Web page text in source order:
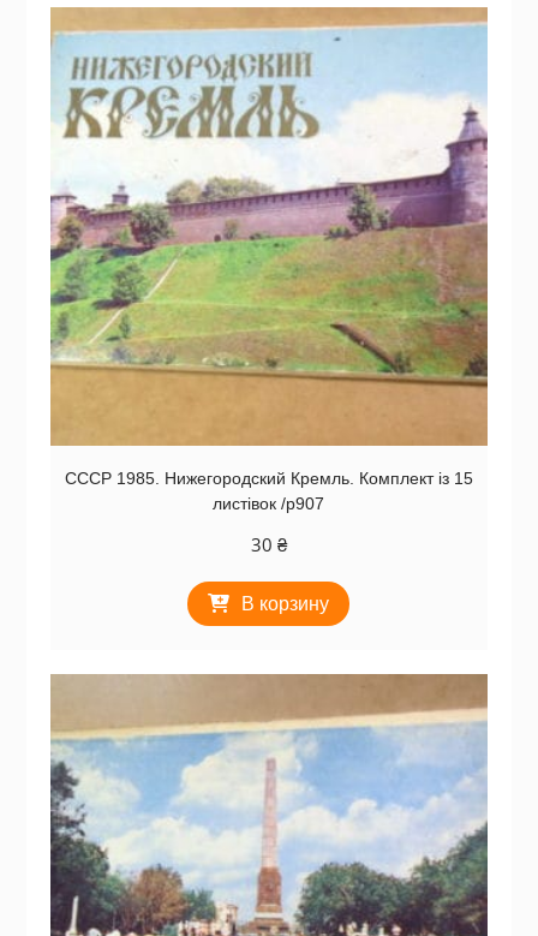
СССР 1985. Нижегородский Кремль. Комплект із 15
листівок /р907
30 ₴
В корзину